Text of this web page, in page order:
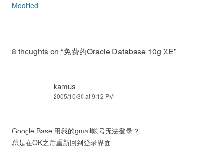
Modified
8 thoughts on “免费的Oracle Database 10g XE”
kamus
2005/10/30 at 9:12 PM
Google Base 用我的gmail帐号无法登录？
总是在OK之后重新回到登录界面